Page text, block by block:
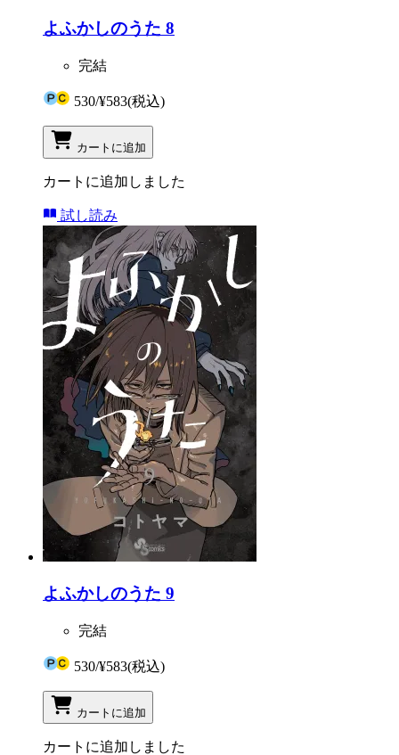
よふかしのうた 8
完結
530/¥583(税込)
カートに追加
カートに追加しました
試し読み
よふかしのうた 9
完結
530/¥583(税込)
カートに追加
カートに追加しました